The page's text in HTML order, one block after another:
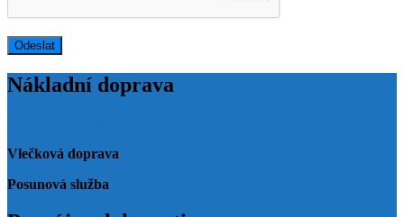
Nákladní doprava
Vlečková doprava
Posunová služba